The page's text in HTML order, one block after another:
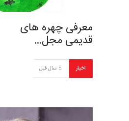
معرفی چهره های
قدیمی مجل…
اخبار 5 سال قبل